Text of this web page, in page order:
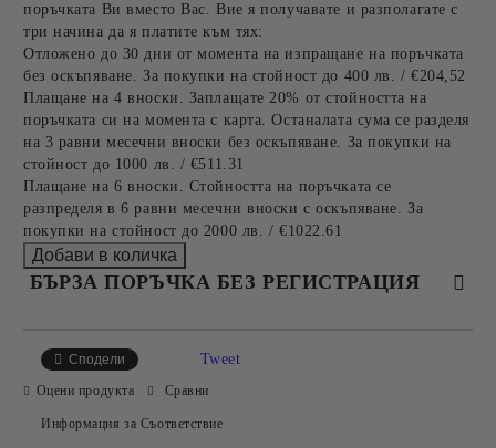
поръчката Ви вместо Вас. Вие я получавате и разполагате с
три начина да я платите към тях:
Отложено до 30 дни от момента на изпращане на поръчката
без оскъпяване. За покупки на стойност до 400 лв. / €204,52
Плащане на 4 вноски. Заплащате 20% от стойността на
поръчката си на момента с карта. Останалата сума се разделя
на 3 равни месечни вноски без оскъпяване. За покупки на
стойност до 1000 лв. / €511.31
Плащане на 6 вноски. Стойността на поръчката се
разпределя в 6 равни месечни вноски с оскъпяване. За
покупки на стойност до 2000 лв. / €1022.61
БЪРЗА ПОРЪЧКА БЕЗ РЕГИСТРАЦИЯ
Сподели Tweet
Оцени продукта Сравни
Информация за Съответствие